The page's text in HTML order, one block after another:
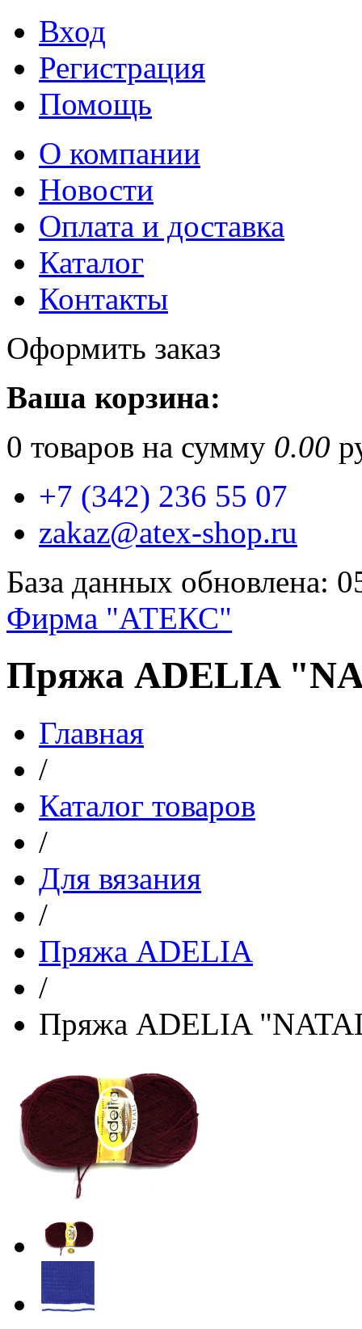
Вход
Регистрация
Помощь
О компании
Новости
Оплата и доставка
Каталог
Контакты
Оформить заказ
Ваша корзина:
0 товаров на сумму 0.00
+7 (342) 236 55 07
zakaz@atex-shop.ru
База данных обновлена:
Фирма "АТЕКС"
Пряжа ADELIA
Главная
/
Каталог товаров
/
Для вязания
/
Пряжа ADELIA
/
Пряжа ADELIA